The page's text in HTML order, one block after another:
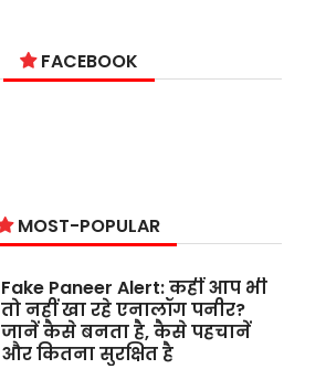
FACEBOOK
MOST-POPULAR
Fake Paneer Alert: कहीं आप भी
तो नहीं खा रहे एनालॉग पनीर?
जानें कैसे बनता है, कैसे पहचानें
और कितना सुरक्षित है